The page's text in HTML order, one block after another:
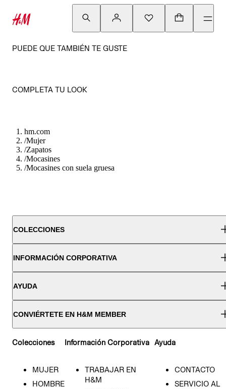
PUEDE QUE TAMBIÉN TE GUSTE
COMPLETA TU LOOK
hm.com
/Mujer
/Zapatos
/Mocasines
/Mocasines con suela gruesa
COLECCIONES
INFORMACIÓN CORPORATIVA
AYUDA
CONVIÉRTETE EN H&M MEMBER
Colecciones
MUJER
HOMBRE
Información Corporativa
TRABAJAR EN
H&M
Ayuda
CONTACTO
SERVICIO AL